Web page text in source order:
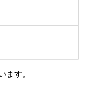
ます。